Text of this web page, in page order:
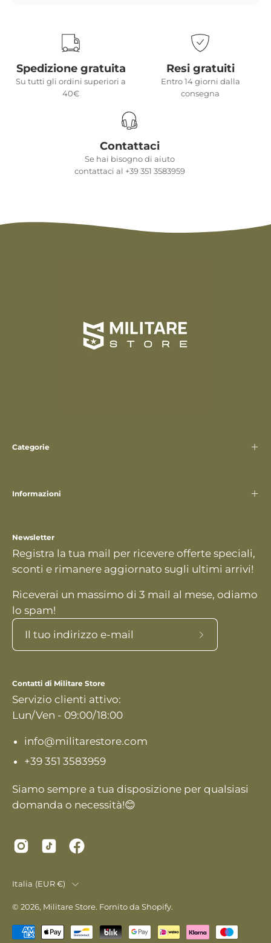
Spedizione gratuita
Su tutti gli ordini superiori a
40€
Resi gratuiti
Entro 14 giorni dalla
consegna
Contattaci
Se hai bisogno di aiuto
contattaci al +39 351 3583959
Categorie
Informazioni
Newsletter
Registra la tua mail per ricevere offerte speciali,
sconti e rimanere aggiornato sugli ultimi arrivi!
Riceverai un massimo di 3 mail al mese, odiamo
lo spam!
Iscriviti
Contatti di Militare Store
Servizio clienti attivo:
Lun/Ven - 09:00/18:00
info@militarestore.com
+39 351 3583959
Siamo sempre a tua disposizione per qualsiasi
domanda o necessità!😊
Paese
Italia (EUR €)
© 2026, Militare Store. Fornito da Shopify.